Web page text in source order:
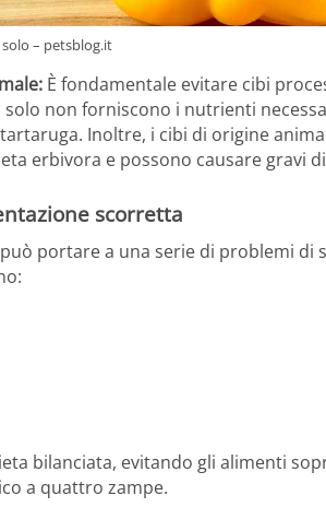
– petsblog.it
È fondamentale evitare cibi
non forniscono i nutrienti
Inoltre, i cibi di origine
erbivora e possono causare gravi
scorretta
portare a una serie di problemi di
bilanciata, evitando gli alimenti
a quattro zampe.